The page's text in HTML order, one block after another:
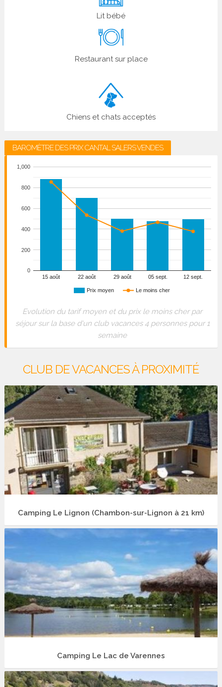
Lit bébé
Restaurant sur place
Chiens et chats acceptés
BAROMÈTRE DES PRIX CANTAL SALERS VENDES
Prix moyen Le moins cher
15 août 22 août 29 août 05 sept. 12 sept.
0
200
400
600
800
1,000
Evolution du tarif moyen et du prix le moins cher par
séjour sur la base d'un club vacances 4 personnes pour 1
semaine
CLUB DE VACANCES À PROXIMITÉ
Camping Le Lignon (Chambon-sur-Lignon à 21 km)
Camping Le Lac de Varennes